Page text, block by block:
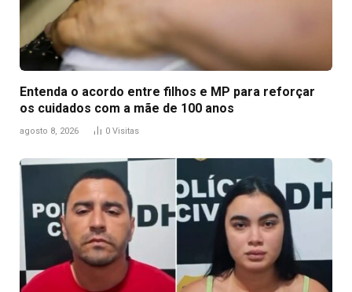
Entenda o acordo entre filhos e MP para reforçar
os cuidados com a mãe de 100 anos
agosto 8, 2026 0 Visitas